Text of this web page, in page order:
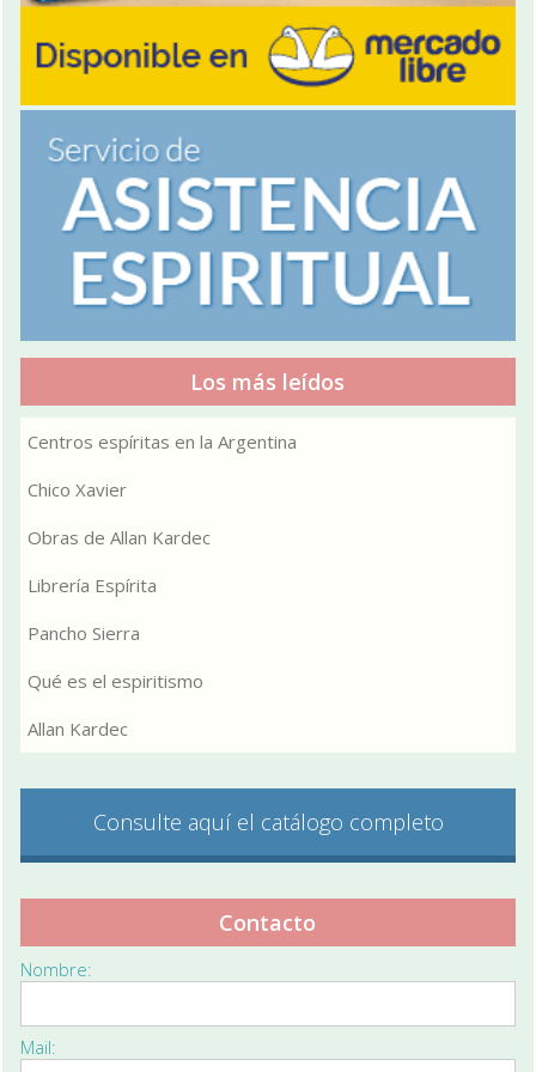
Los más leídos
Centros espíritas en la Argentina
Chico Xavier
Obras de Allan Kardec
Librería Espírita
Pancho Sierra
Qué es el espiritismo
Allan Kardec
Consulte aquí el catálogo completo
Contacto
Nombre:
Mail: